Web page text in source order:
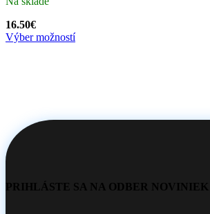
16.50€
Výber možností
PRIHLÁSTE SA NA ODBER NOVINIEK